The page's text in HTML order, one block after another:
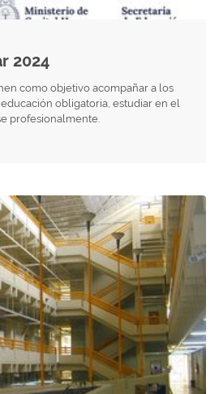
2024
como objetivo acompañar a los
obligatoria, estudiar en el
profesionalmente.